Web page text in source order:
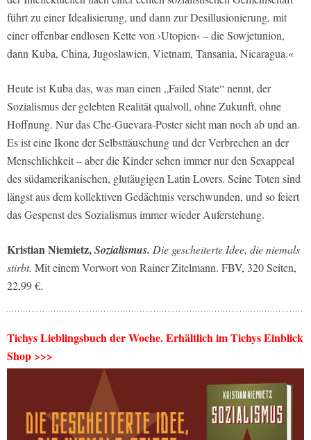
führt zu einer Idealisierung, und dann zur Desillusionierung, mit
einer offenbar endlosen Kette von ›Utopien‹ – die Sowjetunion,
dann Kuba, China, Jugoslawien, Vietnam, Tansania, Nicaragua.«
Heute ist Kuba das, was man einen „Failed State“ nennt, der
Sozialismus der gelebten Realität qualvoll, ohne Zukunft, ohne
Hoffnung. Nur das Che-Guevara-Poster sieht man noch ab und an.
Es ist eine Ikone der Selbsttäuschung und der Verbrechen an der
Menschlichkeit – aber die Kinder sehen immer nur den Sexappeal
des südamerikanischen, glutäugigen Latin Lovers. Seine Toten sind
längst aus dem kollektiven Gedächtnis verschwunden, und so feiert
das Gespenst des Sozialismus immer wieder Auferstehung.
Kristian Niemietz,Sozialismus. Die gescheiterte Idee, die niemals
stirbt. Mit einem Vorwort von Rainer Zitelmann. FBV, 320 Seiten,
22,99 €.
Tichys Lieblingsbuch der Woche. Erhältlich im Tichys Einblick
Shop >>>